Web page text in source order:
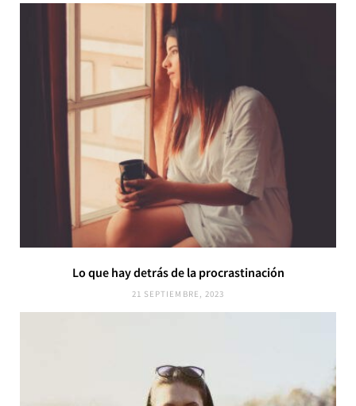
Lo que hay detrás de la procrastinación
21 SEPTIEMBRE, 2023